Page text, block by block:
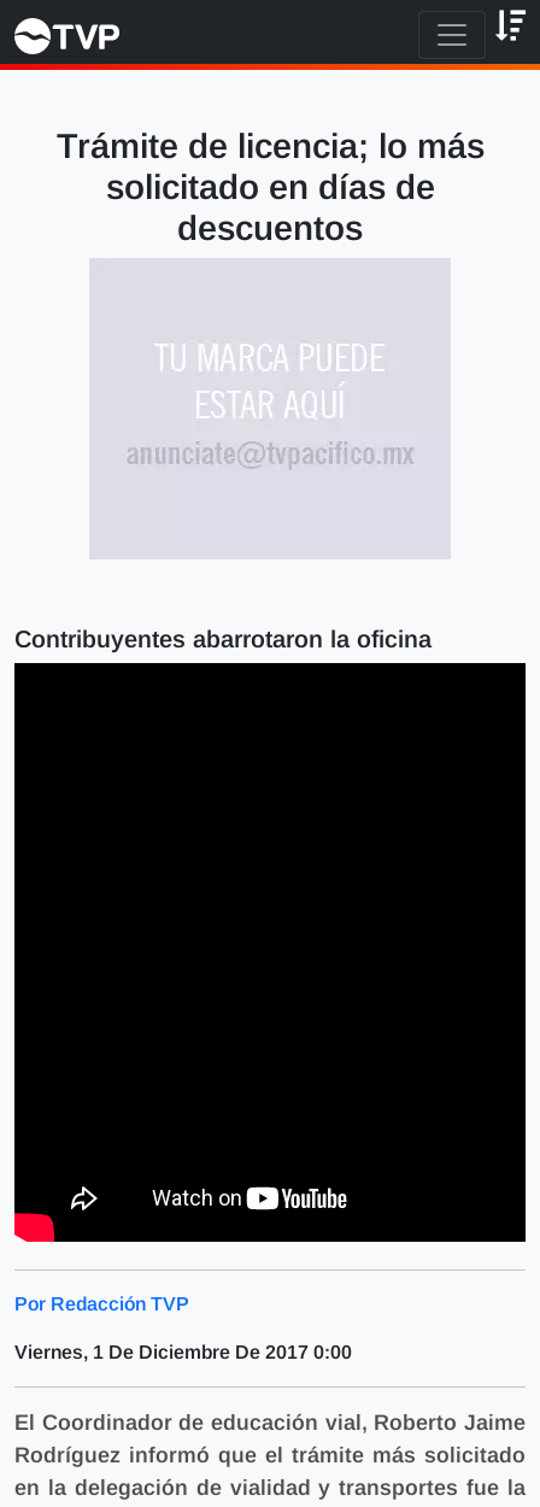
Trámite de licencia; lo más
solicitado en días de
descuentos
Contribuyentes abarrotaron la oficina
Por Redacción TVP
Viernes, 1 De Diciembre De 2017 0:00
El Coordinador de educación vial, Roberto Jaime
Rodríguez informó que el trámite más solicitado
en la delegación de vialidad y transportes fue la